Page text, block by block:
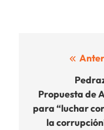
entradas
Propuesta de
para “luchar
la